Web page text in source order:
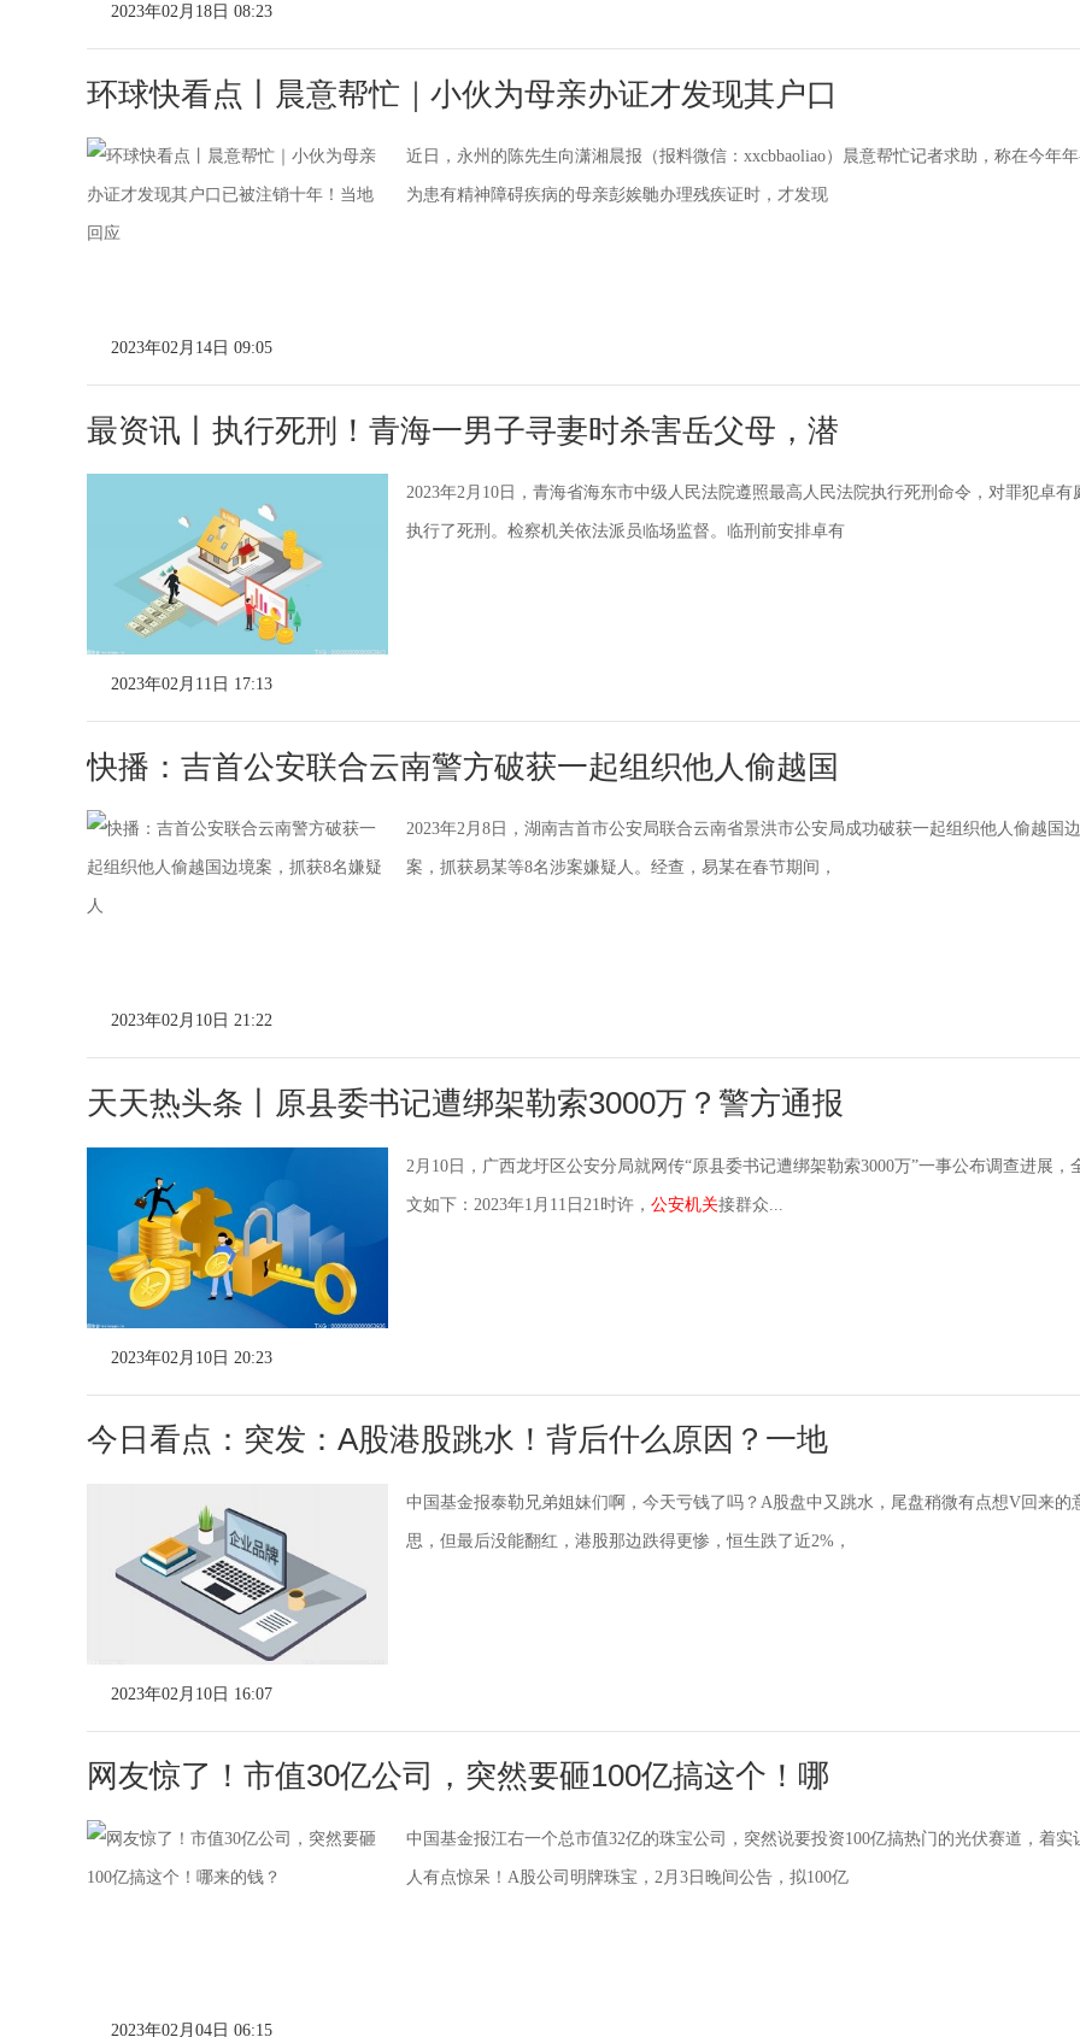
2023年02月18日 08:23
环球快看点丨晨意帮忙｜小伙为母亲办证才发现其户口
近日，永州的陈先生向潇湘晨报（报料微信：xxcbbaoliao）晨意帮忙记者求助，称在今年
为患有精神障碍疾病的母亲彭娭毑办理残疾证时，才发现
2023年02月14日 09:05
最资讯丨执行死刑！青海一男子寻妻时杀害岳父母，潜
2023年2月10日，青海省海东市中级人民法院遵照最高人民法院执行死刑命令，对罪犯卓有
执行了死刑。检察机关依法派员临场监督。临刑前安排卓有
2023年02月11日 17:13
快播：吉首公安联合云南警方破获一起组织他人偷越国
2023年2月8日，湖南吉首市公安局联合云南省景洪市公安局成功破获一起组织他人偷越国
案，抓获易某等8名涉案嫌疑人。经查，易某在春节期间，
2023年02月10日 21:22
天天热头条丨原县委书记遭绑架勒索3000万？警方通报
2月10日，广西龙圩区公安分局就网传“原县委书记遭绑架勒索3000万”一事公布调查进展，
文如下：2023年1月11日21时许， 公安机关接群众...
2023年02月10日 20:23
今日看点：突发：A股港股跳水！背后什么原因？一地
中国基金报泰勒兄弟姐妹们啊，今天亏钱了吗？A股盘中又跳水，尾盘稍微有点想V回来的
思，但最后没能翻红，港股那边跌得更惨，恒生跌了近2%，
2023年02月10日 16:07
网友惊了！市值30亿公司，突然要砸100亿搞这个！哪
中国基金报江右一个总市值32亿的珠宝公司，突然说要投资100亿搞热门的光伏赛道，着实
人有点惊呆！A股公司明牌珠宝，2月3日晚间公告，拟100亿
2023年02月04日 06:15